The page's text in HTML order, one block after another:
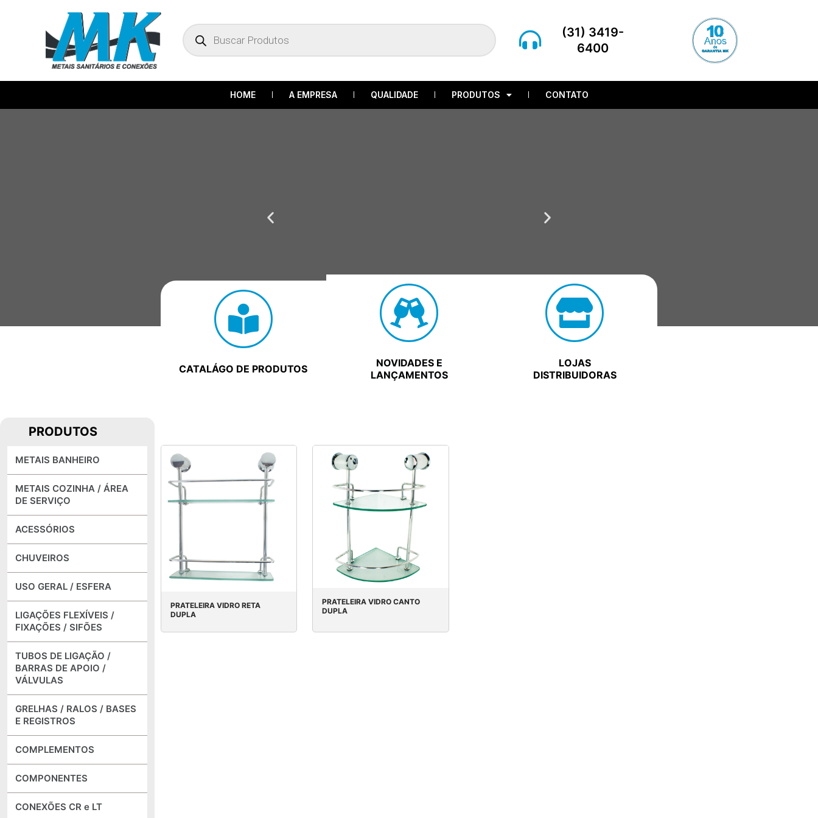
Pesquisar
produtos
(31) 3419-
6400
HOME A EMPRESA QUALIDADE PRODUTOS CONTATO
Previous Next
CATALÁGO DE PRODUTOS
NOVIDADES E
LANÇAMENTOS
LOJAS
DISTRIBUIDORAS
PRODUTOS
METAIS BANHEIRO
METAIS COZINHA / ÁREA
DE SERVIÇO
ACESSÓRIOS
CHUVEIROS
USO GERAL / ESFERA
LIGAÇÕES FLEXÍVEIS /
FIXAÇÕES / SIFÕES
TUBOS DE LIGAÇÃO /
BARRAS DE APOIO /
VÁLVULAS
GRELHAS / RALOS / BASES
E REGISTROS
COMPLEMENTOS
COMPONENTES
CONEXÕES CR e LT
PRATELEIRA VIDRO RETA
DUPLA
PRATELEIRA VIDRO CANTO
DUPLA